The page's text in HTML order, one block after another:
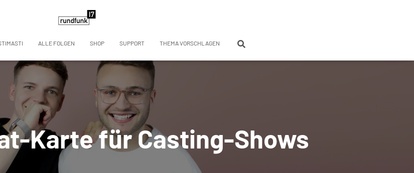
ALLE FOLGEN SHOP SUPPORT THEMA VORSCHLAGEN
Karte für Casting-Shows